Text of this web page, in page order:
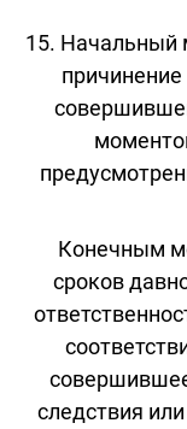
15. Начальный
Конечным
сроков
следствия